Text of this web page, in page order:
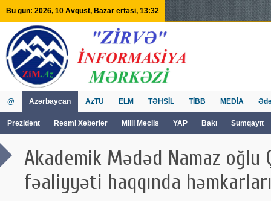
Bu gün: 2026, 10 Avqust, Bazar ertəsi, 13:32
@ Azərbaycan
Prezident Rəsmi Xəbərlər Milli Məclis YAP Bakı Sumqayıt
AzTU ELM TƏHSİL TİBB MEDİA
Akademik Mədəd Namaz oğlu
fəaliyyəti haqqında